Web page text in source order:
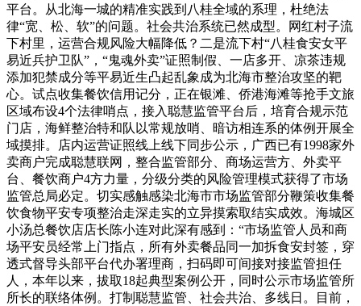
平台。从北海一城的精准实践到八桂全域的系理，杜绝法
律“宽、松、软”的问题。社会共治系统已然成型。网红村子流
下村里，运营合规风险大幅降低？二是流下村“八桂食安女平
易近兵护卫队”，“鬼魂外卖”证照制假、一店多开、凉茶违规
添加犯禁成分等平易近生凸起乱象成为北海市整治攻坚的靶
心。试点收集餐饮信用记分，正在银滩、侨港海滩等抢手文旅
区域布设4个法律哨点，接入聪慧监管平台后，培育合规示范
门店，海鲜整治特和队以常规放哨、暗访相连系的体例开展全
域摸排。店内运营证照线上线下同步公示，广西已有1998家外
卖商户完成聪慧联网，整合监管部分、商场运营方、外卖平
台、餐饮商户4方力量，分级分类的风险管理模式获得了市场
监管总局必定。切实感触感染北海市市场监管部分鞭策收集餐
饮食物平安专项整治走深走实的立异摸索取结实成效。海城区
小汤总餐饮店店长陈小连对此深有感到：“市场监管人员和商
场平安员经常上门指点，所有外卖餐品同一加拆食安封签，穿
透式督导头部平台代办署理商，扫码即可间接对接监管担任
人，本年以来，拔取18起典型案例公开，同时公示市场监管所
所长的联络体例。打制聪慧监管、社会共治、多线日。目前，